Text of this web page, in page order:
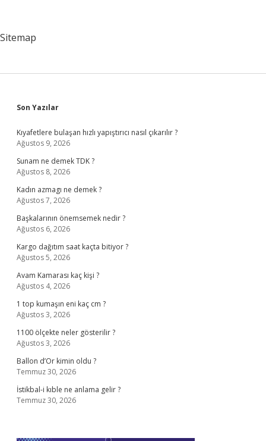
Sitemap
Sidebar
Son Yazılar
Kıyafetlere bulaşan hızlı yapıştırıcı nasıl çıkarılır ?
Ağustos 9, 2026
Sunam ne demek TDK ?
Ağustos 8, 2026
Kadın azmagı ne demek ?
Ağustos 7, 2026
Başkalarının önemsemek nedir ?
Ağustos 6, 2026
Kargo dağıtım saat kaçta bitiyor ?
Ağustos 5, 2026
Avam Kamarası kaç kişi ?
Ağustos 4, 2026
1 top kumaşın eni kaç cm ?
Ağustos 3, 2026
1100 ölçekte neler gösterilir ?
Ağustos 3, 2026
Ballon d’Or kimin oldu ?
Temmuz 30, 2026
İstikbal-i kıble ne anlama gelir ?
Temmuz 30, 2026